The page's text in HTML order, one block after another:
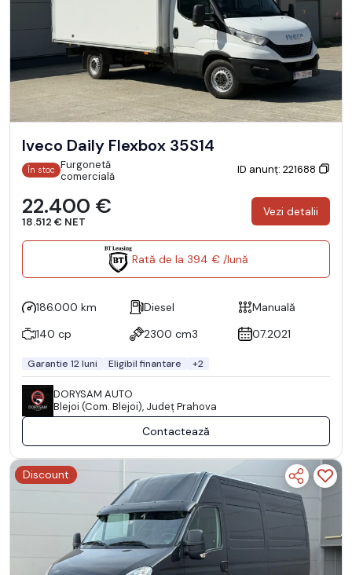
Iveco Daily Flexbox 35S14
În stoc Furgonetă
comercială
ID anunț: 221688
22.400 €
18.512 € NET
Vezi detalii
Rată de la 394 € /lună
186.000 km Diesel
Manuală
140 cp
2300 cm3 07.2021
Garantie 12 luni Eligibil finantare +2
DORYSAM AUTO
Blejoi (Com. Blejoi), Județ Prahova
Contactează
Discount